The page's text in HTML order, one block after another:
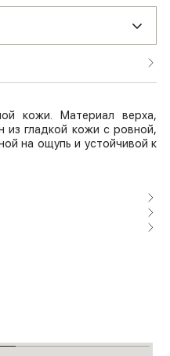
кожи. Материал верха,
из гладкой кожи с ровной,
на ощупь и устойчивой к